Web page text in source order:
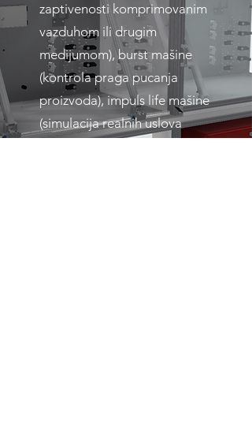
zaptivenosti komprimovanim
vazduhom ili drugim
medijumom), burst mašine
(kontrola praga pucanja
proizvoda), impuls life mašine
(simulacija realnih uslova